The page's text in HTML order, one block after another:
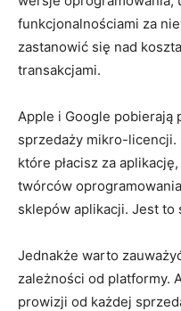
funkcjonalnościami⁣ za
zastanowić się nad
transakcjami.
Apple i Google pobierają
sprzedaży mikro-licencji.
które płacisz za
twórców⁣
sklepów aplikacji. ‌Jest‍ to
Jednakże warto
zależności od platformy.
prowizji⁣ od każdej